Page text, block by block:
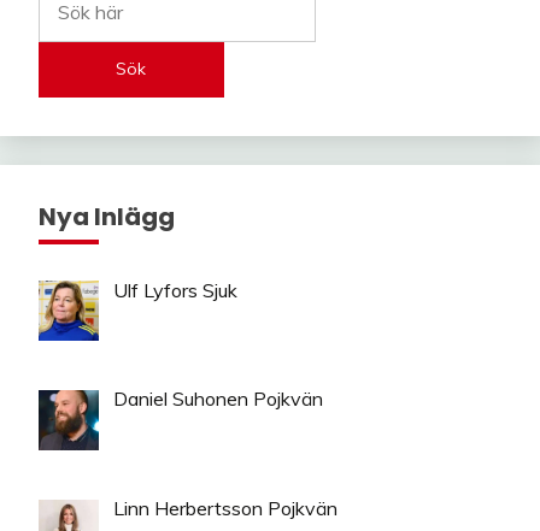
Sök
Nya Inlägg
Ulf Lyfors Sjuk
Daniel Suhonen Pojkvän
Linn Herbertsson Pojkvän